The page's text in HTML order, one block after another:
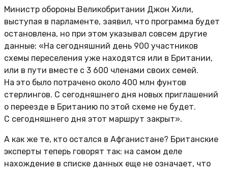
Министр обороны Великобритании Джон Хили,
выступая в парламенте, заявил, что программа будет
остановлена, но при этом указывал совсем другие
данные: «На сегодняшний день 900 участников
схемы переселения уже находятся или в Британии,
или в пути вместе с 3 600 членами своих семей.
На это было потрачено около 400 млн фунтов
стерлингов. С сегодняшнего дня новых приглашений
о переезде в Британию по этой схеме не будет.
С сегодняшнего дня этот маршрут закрыт».
А как же те, кто остался в Афганистане? Британские
эксперты теперь говорят так: на самом деле
нахождение в списке данных еще не означает, что